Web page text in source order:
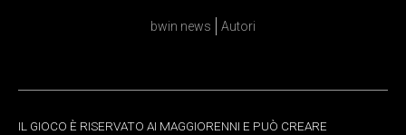
bwin news Autori
IL GIOCO È RISERVATO AI MAGGIORENNI E PUÒ CREARE